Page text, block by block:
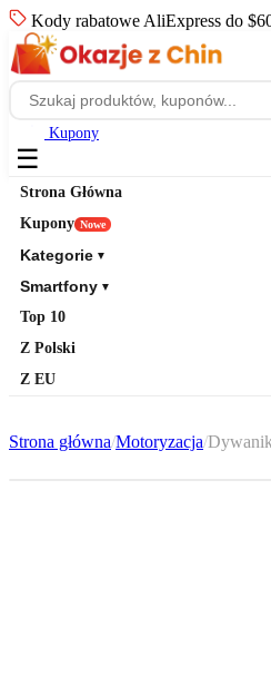
Kody rabatowe AliExpress do
Kupony
☰
Strona Główna
Kupony Nowe
Kategorie ▼
Smartfony ▼
Top 10
Z Polski
Z EU
Strona główna/Motoryzacja/